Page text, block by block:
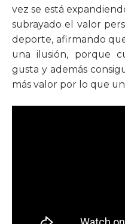
vez se está
subrayado el valor
deporte, afirmando
una ilusión, porque
gusta y además
más valor por lo que